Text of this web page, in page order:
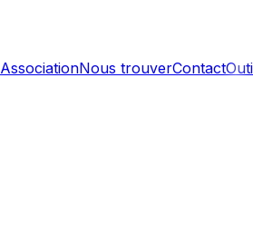
AssociationNous trouverContact